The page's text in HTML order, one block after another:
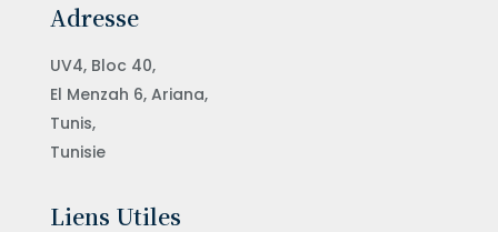
Adresse
UV4, Bloc 40,
El Menzah 6, Ariana,
Tunis,
Tunisie
Liens Utiles